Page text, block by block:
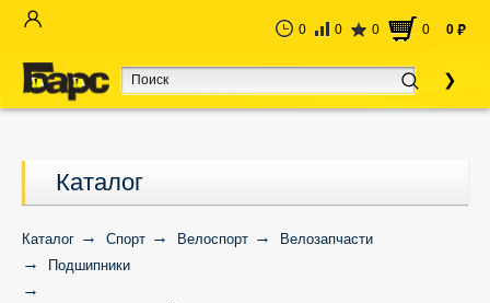
0 0 0 0 0 руб
Каталог
Каталог Спорт Велоспорт
Велозапчасти
Подшипники